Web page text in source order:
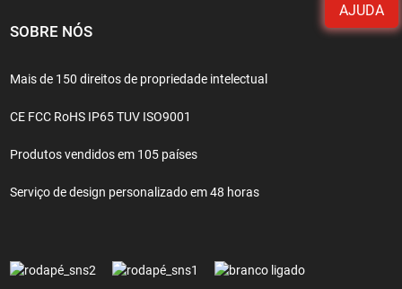
AJUDA
SOBRE NÓS
Mais de 150 direitos de propriedade intelectual
CE FCC RoHS IP65 TUV ISO9001
Produtos vendidos em 105 países
Serviço de design personalizado em 48 horas